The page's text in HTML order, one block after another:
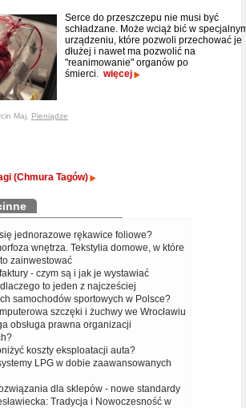
Serce do przeszczepu nie musi być
schładzane. Może wciąż bić w
urządzeniu, które pozwoli przechować je
dłużej i nawet ma pozwolić na
"reanimowanie" organów po
śmierci. więcej
Maj, Pieniądze
(Chmura Tagów)
jednorazowe rękawice foliowe?
wnętrza. Tekstylia domowe, w które
zainwestować
- czym są i jak je wystawiać
to jeden z najcześciej
samochodów sportowych w Polsce?
szczęki i żuchwy we Wrocławiu
obsługa prawna organizacji
koszty eksploatacji auta?
LPG w dobie zaawansowanych
dla sklepów - nowe standardy
Tradycja i Nowoczesność w